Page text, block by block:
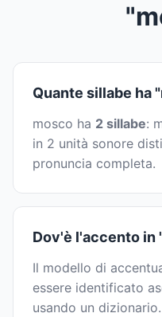
Quante sillabe ha
mosco ha 2 sillabe:
in 2 unità sonore
pronuncia completa.
Dov'è l'accento in
Il modello di
essere identificato
usando un